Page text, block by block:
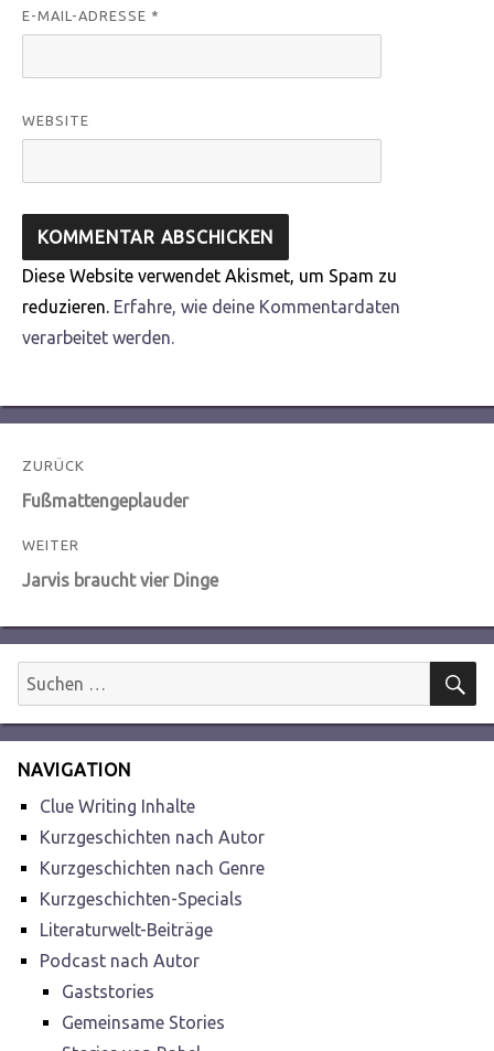
E-MAIL-ADRESSE *
WEBSITE
Diese Website verwendet Akismet, um Spam zu
reduzieren. Erfahre, wie deine Kommentardaten
verarbeitet werden.
Beitragsnavigation
ZURÜCK
Vorheriger
Fußmattengeplauder
WEITER
Nächster
Jarvis braucht vier Dinge
Suchen
nach:
NAVIGATION
Clue Writing Inhalte
Kurzgeschichten nach Autor
Kurzgeschichten nach Genre
Kurzgeschichten-Specials
Literaturwelt-Beiträge
Podcast nach Autor
Gaststories
Gemeinsame Stories